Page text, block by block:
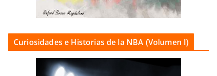
Curiosidades e Historias de la NBA (Volumen I)